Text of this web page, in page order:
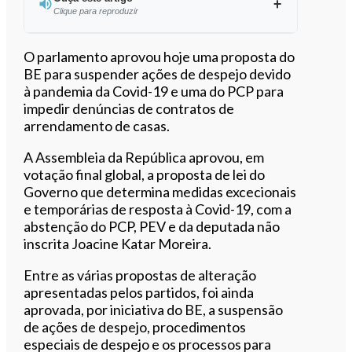
Clique para reproduzir
Ouvir este artigo
O parlamento aprovou hoje uma proposta do
BE para suspender ações de despejo devido
à pandemia da Covid-19 e uma do PCP para
impedir denúncias de contratos de
arrendamento de casas.
A Assembleia da República aprovou, em
votação final global, a proposta de lei do
Governo que determina medidas excecionais
e temporárias de resposta à Covid-19, com a
abstenção do PCP, PEV e da deputada não
inscrita Joacine Katar Moreira.
Entre as várias propostas de alteração
apresentadas pelos partidos, foi ainda
aprovada, por iniciativa do BE, a suspensão
de ações de despejo, procedimentos
especiais de despejo e os processos para